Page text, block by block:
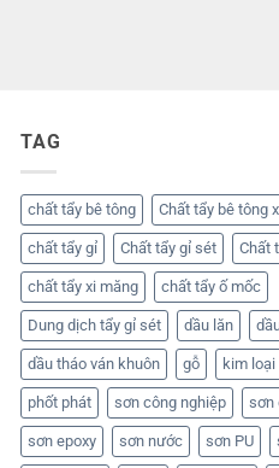
TAG
chất tẩy bê tông Chất tẩy bê tông
chất tẩy gỉ Chất tẩy gỉ sét Chất
chất tẩy xi măng chất tẩy ố mốc
Dung dịch tẩy gỉ sét dầu lăn
dầu tháo ván khuôn gỗ kim loại
phốt phát sơn công nghiệp sơn
sơn epoxy sơn nước sơn PU